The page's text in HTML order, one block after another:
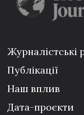
Журналістські
Публікації
Наш вплив
Дата-проєкти